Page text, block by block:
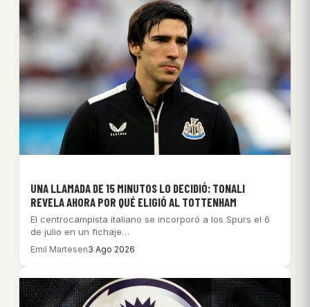
UNA LLAMADA DE 15 MINUTOS LO DECIDIÓ: TONALI
REVELA AHORA POR QUÉ ELIGIÓ AL TOTTENHAM
El centrocampista italiano se incorporó a los Spurs el 6
de julio en un fichaje…
Emil Martesen3 Ago 2026